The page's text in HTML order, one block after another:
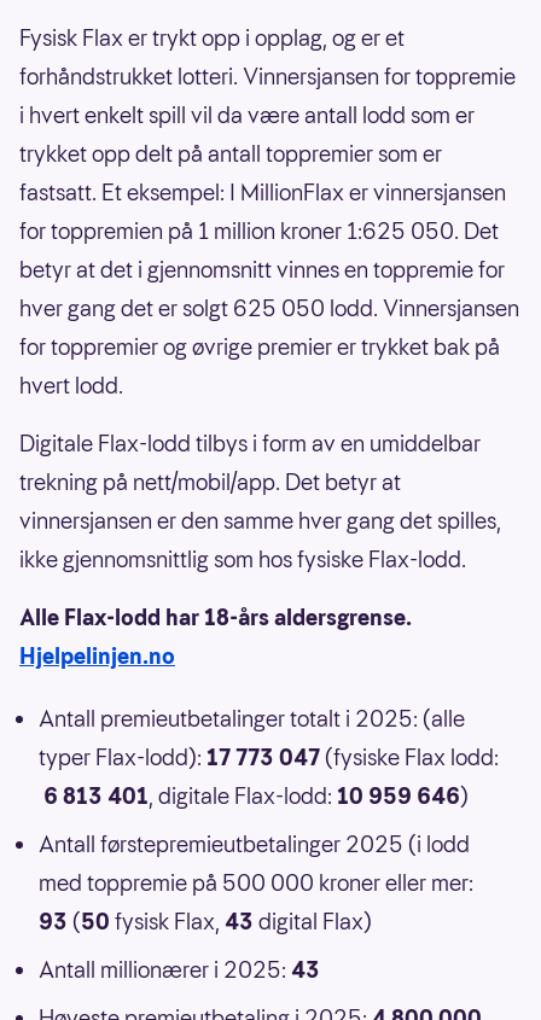
Fysisk Flax er trykt opp i opplag, og er et
forhåndstrukket lotteri. Vinnersjansen for toppremie
i hvert enkelt spill vil da være antall lodd som er
trykket opp delt på antall toppremier som er
fastsatt. Et eksempel: I MillionFlax er vinnersjansen
for toppremien på 1 million kroner 1:625 050. Det
betyr at det i gjennomsnitt vinnes en toppremie for
hver gang det er solgt 625 050 lodd. Vinnersjansen
for toppremier og øvrige premier er trykket bak på
hvert lodd.
Digitale Flax-lodd tilbys i form av en umiddelbar
trekning på nett/mobil/app. Det betyr at
vinnersjansen er den samme hver gang det spilles,
ikke gjennomsnittlig som hos fysiske Flax-lodd.
Alle Flax-lodd har 18-års aldersgrense.
Hjelpelinjen.no
Antall premieutbetalinger totalt i 2025: (alle
typer Flax-lodd): 17 773 047 (fysiske Flax lodd:
6 813 401, digitale Flax-lodd: 10 959 646)
Antall førstepremieutbetalinger 2025 (i lodd
med toppremie på 500 000 kroner eller mer:
93 (50 fysisk Flax, 43 digital Flax)
Antall millionærer i 2025: 43